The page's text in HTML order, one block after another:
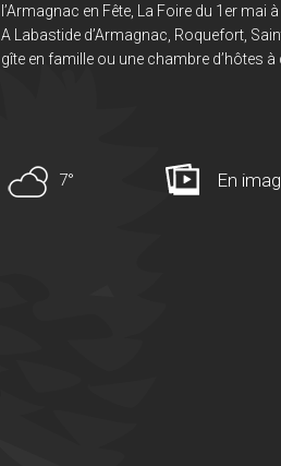
l’Armagnac en Fête, La Foire du 1er mai à
A Labastide d’Armagnac, Roquefort,
gîte en famille ou une chambre d’hôtes
7° En